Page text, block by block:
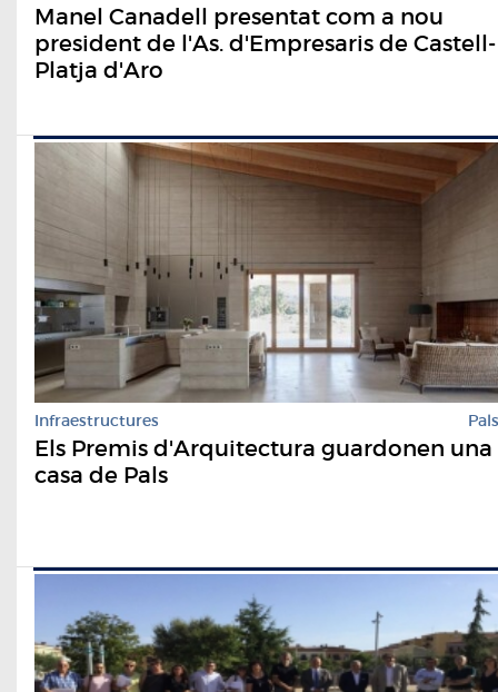
Manel Canadell presentat com a nou
president de l'As. d'Empresaris de Castell-
Platja d'Aro
Infraestructures Pals
Els Premis d'Arquitectura guardonen una
casa de Pals